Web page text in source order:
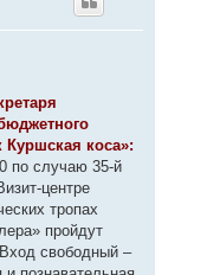
коса»:
по случаю 35-й
центре
тропах
пройдут
свободный –